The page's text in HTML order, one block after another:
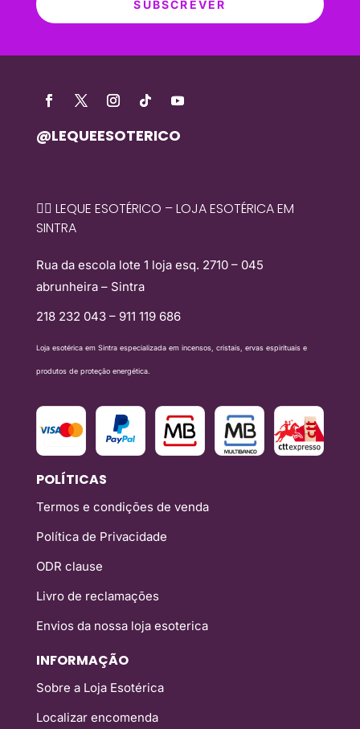
SUBSCREVER
@LEQUEESOTERICO
🧙‍♀️ LEQUE ESOTÉRICO – LOJA ESOTÉRICA EM
SINTRA
Rua da escola lote 1 loja esq. 2710 – 045
abrunheira – Sintra
218 232 043 – 911 119 686
Loja esotérica em Sintra especializada em incensos, cristais, ervas espirituais e
produtos de proteção energética.
POLÍTICAS
Termos e condições de venda
Política de Privacidade
ODR clause
Livro de reclamações
Envios da nossa loja esoterica
INFORMAÇÃO
Sobre a Loja Esotérica
Localizar encomenda